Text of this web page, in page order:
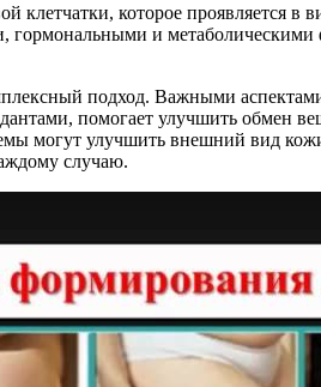
которое проявляется в
гормональными и
подход. Важными
помогает улучшить
могут улучшить внешний вид
случаю.